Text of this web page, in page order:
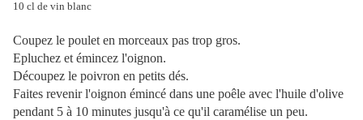
10 cl de vin blanc
Coupez le poulet en morceaux pas trop gros.
Epluchez et émincez l'oignon.
Découpez le poivron en petits dés.
Faites revenir l'oignon émincé dans une poêle avec l'huile d'olive
pendant 5 à 10 minutes jusqu'à ce qu'il caramélise un peu.